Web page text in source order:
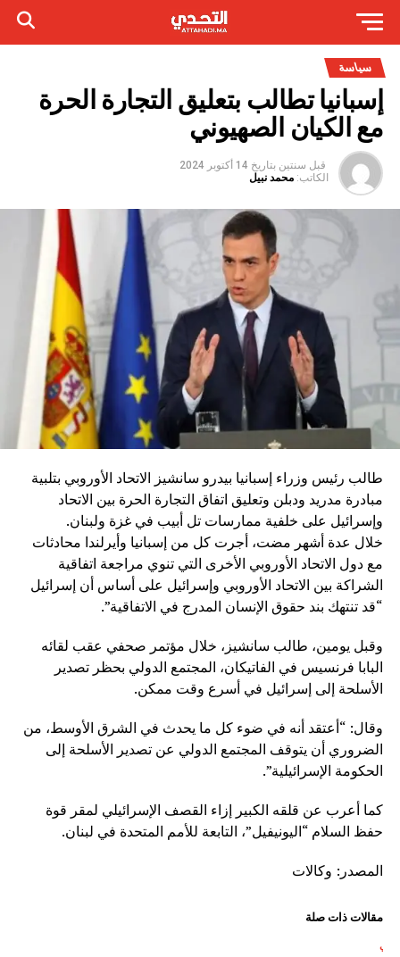
سياسة
إسبانيا تطالب بتعليق التجارة الحرة
مع الكيان الصهيوني
قبل سنتين بتاريخ 14 أكتوبر 2024
الكاتب: محمد نبيل
طالب رئيس وزراء إسبانيا بيدرو سانشيز الاتحاد الأوروبي بتلبية
مبادرة مدريد ودبلن وتعليق اتفاق التجارة الحرة بين الاتحاد
وإسرائيل على خلفية ممارسات تل أبيب في غزة ولبنان.
خلال عدة أشهر مضت، أجرت كل من إسبانيا وأيرلندا محادثات
مع دول الاتحاد الأوروبي الأخرى التي تنوي مراجعة اتفاقية
الشراكة بين الاتحاد الأوروبي وإسرائيل على أساس أن إسرائيل
“قد تنتهك بند حقوق الإنسان المدرج في الاتفاقية”.
وقبل يومين، طالب سانشيز، خلال مؤتمر صحفي عقب لقائه
البابا فرنسيس في الفاتيكان، المجتمع الدولي بحظر تصدير
الأسلحة إلى إسرائيل في أسرع وقت ممكن.
وقال: “أعتقد أنه في ضوء كل ما يحدث في الشرق الأوسط، من
الضروري أن يتوقف المجتمع الدولي عن تصدير الأسلحة إلى
الحكومة الإسرائيلية”.
كما أعرب عن قلقه الكبير إزاء القصف الإسرائيلي لمقر قوة
حفظ السلام “اليونيفيل”، التابعة للأمم المتحدة في لبنان.
المصدر: وكالات
مقالات ذات صلة